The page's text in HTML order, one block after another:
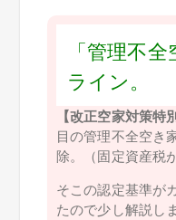
「管理不
ライン。
【改正空家対策特
目の管理不全空き
除。（固定資産税
そこの認定基準が
たので少し解説し